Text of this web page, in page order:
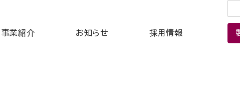
事業紹介 お知らせ 採用情報